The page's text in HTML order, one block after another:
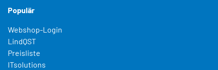
Populär
Webshop-Login
LindQST
Preisliste
ITsolutions